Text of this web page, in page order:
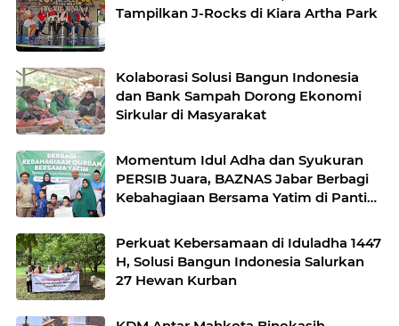
Tampilkan J-Rocks di Kiara Artha Park
Kolaborasi Solusi Bangun Indonesia
dan Bank Sampah Dorong Ekonomi
Sirkular di Masyarakat
Momentum Idul Adha dan Syukuran
PERSIB Juara, BAZNAS Jabar Berbagi
Kebahagiaan Bersama Yatim di Panti
Perkuat Kebersamaan di Iduladha 1447
H, Solusi Bangun Indonesia Salurkan
27 Hewan Kurban